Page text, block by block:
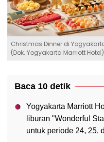
Christmas Dinner di
(Dok. Yogyakarta Marriott Hotel)
Baca 10 detik
Yogyakarta Marriott
liburan "Wonderful
untuk periode 24, 25,